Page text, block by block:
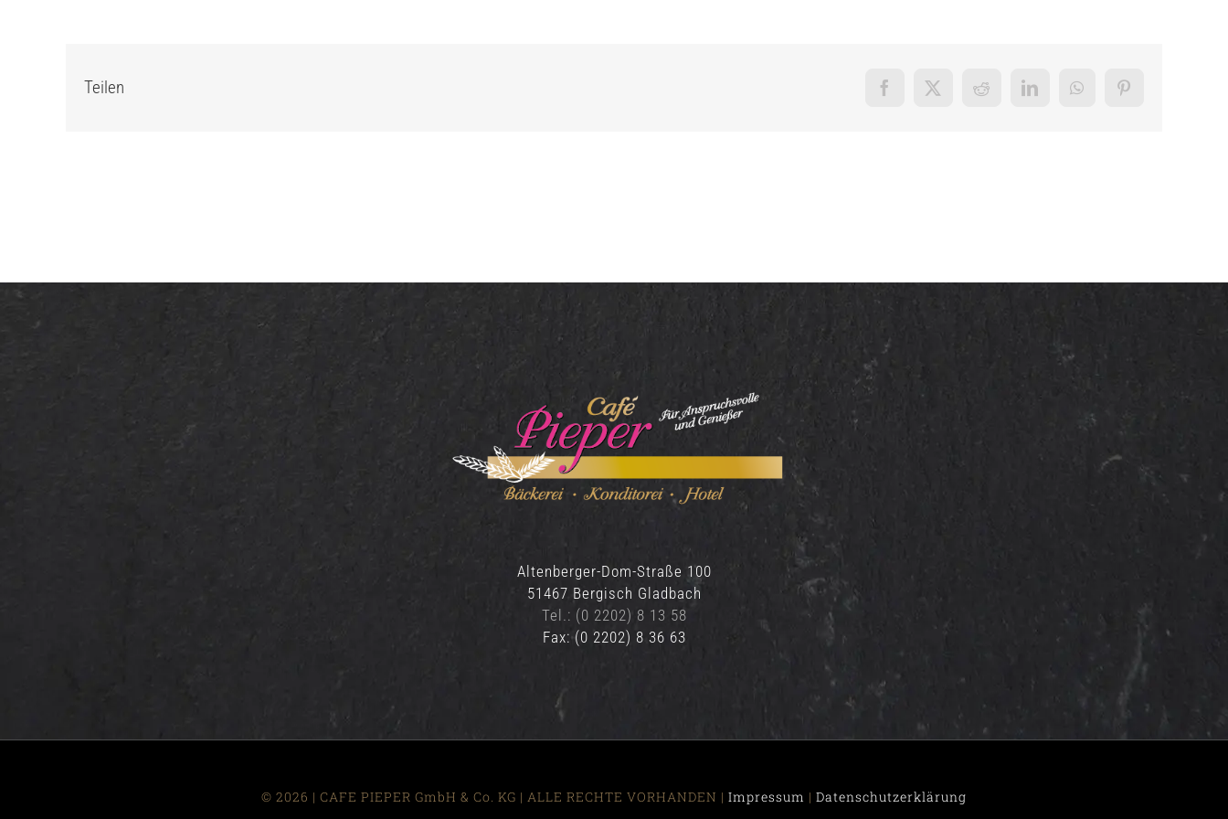
Teilen Facebook
X RedditLinkedInWhatsAppPinterest
Altenberger-Dom-Straße 100
51467 Bergisch Gladbach
Tel.: (0 2202) 8 13 58
Fax: (0 2202) 8 36 63
© 2026 | CAFE PIEPER GmbH & Co. KG | ALLE RECHTE VORHANDEN | Impressum | Datenschutzerklärung